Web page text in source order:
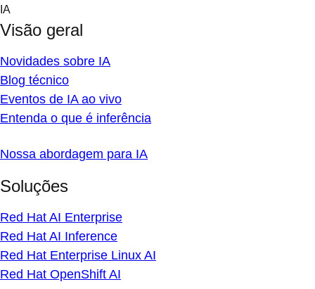
Skip
content
IA
Visão geral
Novidades sobre IA
Blog técnico
Eventos de IA ao vivo
Entenda o que é inferência
Nossa abordagem para IA
Soluções
Red Hat AI Enterprise
Red Hat AI Inference
Red Hat Enterprise Linux AI
Red Hat OpenShift AI